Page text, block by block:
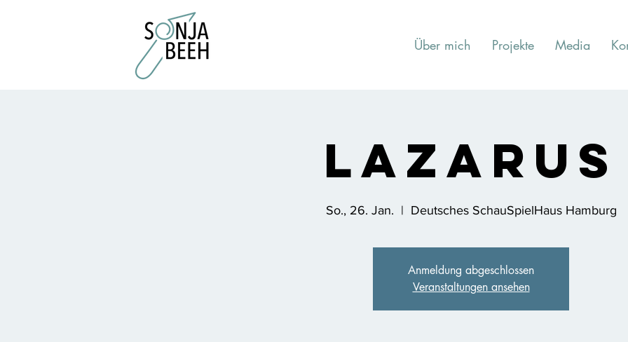
Über mich Projekte Media
Lazarus
So., 26. Jan.
  |
Deutsches SchauSpielHaus Hamburg
Anmeldung abgeschlossen
Veranstaltungen ansehen